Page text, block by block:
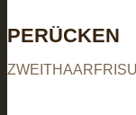
PERÜCKEN